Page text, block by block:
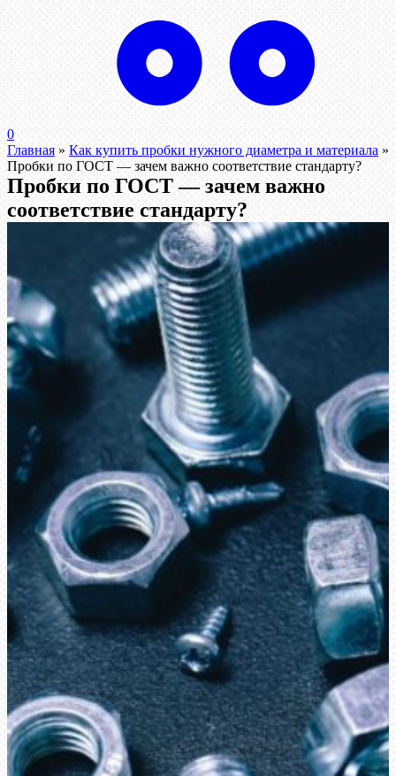
0
Главная » Как купить пробки нужного диаметра и материала »
Пробки по ГОСТ — зачем важно соответствие стандарту?
Пробки по ГОСТ — зачем важно
соответствие стандарту?